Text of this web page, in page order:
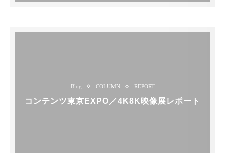
Blog COLUMN REPORT
コンテンツ東京EXPO／4K8K映像展レポート